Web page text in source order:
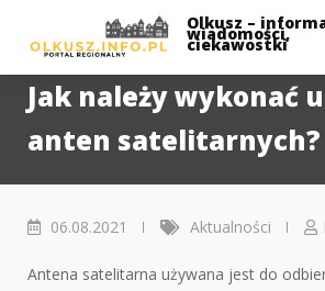
content
Olkusz –
wiadomości,
ciekawostki
Jak należy wykonać
anten satelitarnych?
06.08.2021 Aktualności
Antena satelitarna używana jest do